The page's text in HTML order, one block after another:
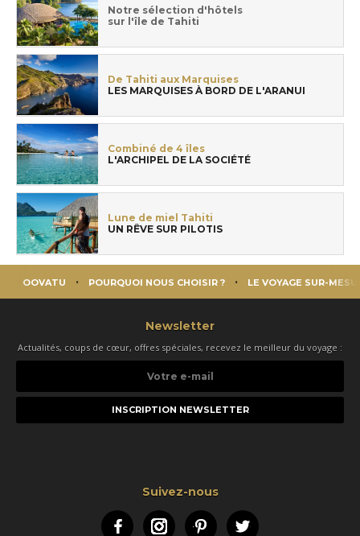
Notre sélection d'hôtels
sur l'île de Tahiti
De Tahiti aux Marquises
LES MARQUISES À BORD DE L'ARANUI
Combiné de 4 îles
L'ARCHIPEL DE LA SOCIÉTÉ
Lune de miel Tahiti
UN RÊVE SUR PILOTIS
OOVATU POURQUOI NOUS CHOISIR ? LE VOYAGE SUR-
Newsletter
Actualités, coups de cœur, offres spéciales, recevez le meilleur du voyage :
e-
Suivez-nous
FacebookInstagramPinterestTwitter